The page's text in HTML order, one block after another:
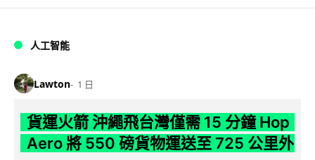
人工智能
Lawton 1 日
貨運火箭 沖繩飛台灣僅需 15 分鐘 Hop
Aero 將 550 磅貨物運送至 725 公里外